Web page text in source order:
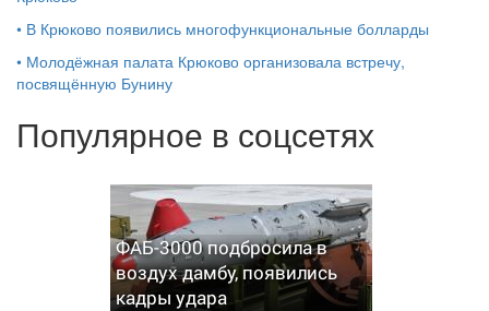
• В Крюково появились многофункциональные болларды
• Молодёжная палата Крюково организовала встречу,
посвящённую Бунину
Популярное в соцсетях
ФАБ-3000 подбросила в
воздух дамбу, появились
кадры удара